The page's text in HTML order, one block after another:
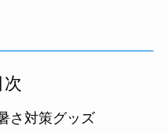
次
さ対策グッズ